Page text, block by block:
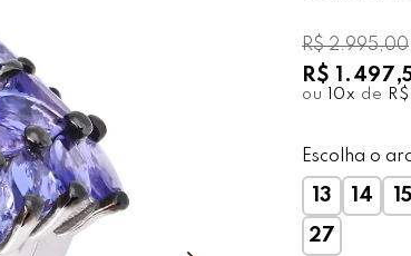
R$ 2.995,00
R$
ou 10x de
Escolha o
13 14 15
27